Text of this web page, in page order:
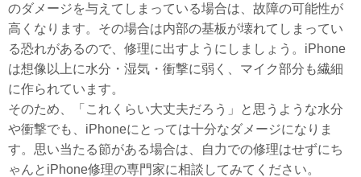
のダメージを与えてしまっている場合は、故障の可能性が
高くなります。その場合は内部の基板が壊れてしまってい
る恐れがあるので、修理に出すようにしましょう。iPhone
は想像以上に水分・湿気・衝撃に弱く、マイク部分も繊細
に作られています。
そのため、「これくらい大丈夫だろう」と思うような水分
や衝撃でも、iPhoneにとっては十分なダメージになりま
す。思い当たる節がある場合は、自力での修理はせずにち
ゃんとiPhone修理の専門家に相談してみてください。